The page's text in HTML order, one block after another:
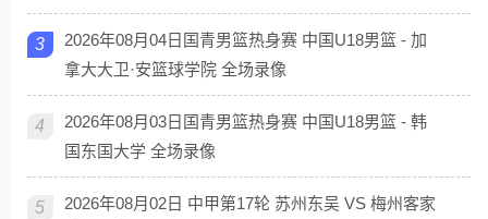
3
2026年08月04日国青男篮热身赛 中国U18男篮 - 加
拿大大卫·安篮球学院 全场录像
4
2026年08月03日国青男篮热身赛 中国U18男篮 - 韩
国东国大学 全场录像
5
2026年08月02日 中甲第17轮 苏州东吴 VS 梅州客家